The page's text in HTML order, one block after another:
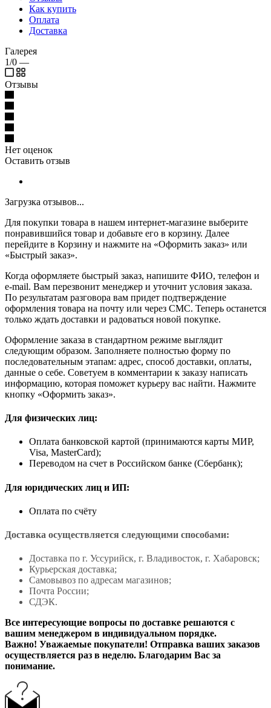
Как купить
Оплата
Доставка
Галерея
1/0 —
Отзывы
Нет оценок
Оставить отзыв
Загрузка отзывов...
Для покупки товара в нашем интернет-магазине выберите
понравившийся товар и добавьте его в корзину. Далее
перейдите в Корзину и нажмите на «Оформить заказ» или
«Быстрый заказ».
Когда оформляете быстрый заказ, напишите ФИО, телефон и
e-mail. Вам перезвонит менеджер и уточнит условия заказа.
По результатам разговора вам придет подтверждение
оформления товара на почту или через СМС. Теперь останется
только ждать доставки и радоваться новой покупке.
Оформление заказа в стандартном режиме выглядит
следующим образом. Заполняете полностью форму по
последовательным этапам: адрес, способ доставки, оплаты,
данные о себе. Советуем в комментарии к заказу написать
информацию, которая поможет курьеру вас найти. Нажмите
кнопку «Оформить заказ».
Для физических лиц:
Оплата банковской картой (принимаются карты МИР,
Visa, MasterCard);
Переводом на счет в Российском банке (Сбербанк);
Для юридических лиц и ИП:
Оплата по счёту
Доставка осуществляется следующими способами:
Доставка по г. Уссурийск, г. Владивосток, г. Хабаровск;
Курьерская доставка;
Самовывоз по адресам магазинов;
Почта России;
СДЭК.
Все интересующие вопросы по доставке решаются с
вашим менеджером в индивидуальном порядке.
Важно! Уважаемые покупатели! Отправка ваших заказов
осуществляется раз в неделю. Благодарим Вас за
понимание.